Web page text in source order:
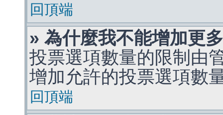
回頂端
» 為什麼我不能增加更
投票選項數量的限制由
增加允許的投票選項數
回頂端